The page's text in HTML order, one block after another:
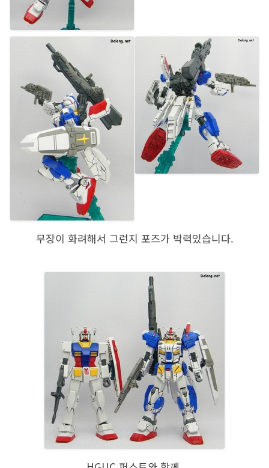
무장이 화려해서 그런지 포즈가 박력있습니다.